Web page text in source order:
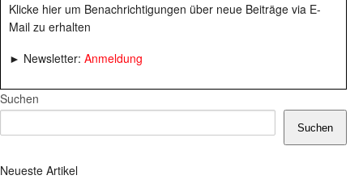
Klicke hier um Benachrichtigungen über neue Beiträge via E-
Mail zu erhalten
► Newsletter: Anmeldung
Suchen
Suchen
Neueste Artikel